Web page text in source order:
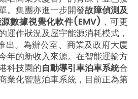
。集團亦進一步開發故障偵測及
數據視覺化軟件(EMV) ，可更
運作狀況及屋宇能源消耗模式，
。為辦公室、商業及政府大廈
年的新收入來源。在智能運輸方
科技園的自動導引車泊車系統合
業化智慧泊車系統，目前正為第